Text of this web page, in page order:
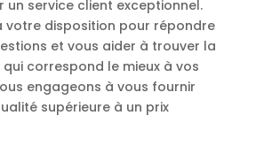
un service client exceptionnel.
votre disposition pour répondre
et vous aider à trouver la
correspond le mieux à vos
engageons à vous fournir
supérieure à un prix